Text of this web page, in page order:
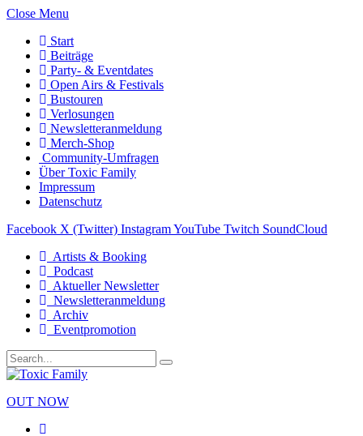
Close Menu
Start
Beiträge
Party- & Eventdates
Open Airs & Festivals
Bustouren
Verlosungen
Newsletteranmeldung
Merch-Shop
Community-Umfragen
Über Toxic Family
Impressum
Datenschutz
Facebook X (Twitter) InstagramYouTube Twitch SoundCloud
Artists & Booking
Podcast
Aktueller Newsletter
Newsletteranmeldung
Archiv
Eventpromotion
OUT NOW